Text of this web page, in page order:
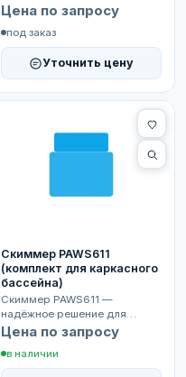
скиммер для забора верхнего
слоя воды в бассейн...
Цена по запросу
под заказ
Уточнить цену
Скиммер PAWS611
(комплект для каркасного
бассейна)
Скиммер PAWS611 —
надёжное решение для
каркасных и ПВХ-бассейнов.
Эффективно собирает мусор
и п...
Цена по запросу
в наличии